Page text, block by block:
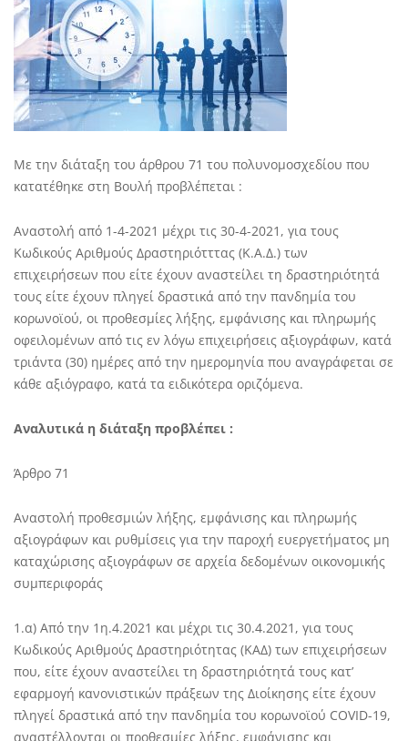
Με την διάταξη του άρθρου 71 του πολυνομοσχεδίου που
κατατέθηκε στη Βουλή προβλέπεται :
Αναστολή από 1-4-2021 μέχρι τις 30-4-2021, για τους
Κωδικούς Αριθμούς Δραστηριότττας (Κ.Α.Δ.) των
επιχειρήσεων που είτε έχουν αναστείλει τη δραστηριότητά
τους είτε έχουν πληγεί δραστικά από την πανδημία του
κορωνοϊού, οι προθεσμίες λήξης, εμφάνισης και πληρωμής
οφειλομένων από τις εν λόγω επιχειρήσεις αξιογράφων, κατά
τριάντα (30) ημέρες από την ημερομηνία που αναγράφεται σε
κάθε αξιόγραφο, κατά τα ειδικότερα οριζόμενα.
Αναλυτικά η διάταξη προβλέπει :
Άρθρο 71
Αναστολή προθεσμιών λήξης, εμφάνισης και πληρωμής
αξιογράφων και ρυθμίσεις για την παροχή ευεργετήματος μη
καταχώρισης αξιογράφων σε αρχεία δεδομένων οικονομικής
συμπεριφοράς
1.α) Από την 1η.4.2021 και μέχρι τις 30.4.2021, για τους
Κωδικούς Αριθμούς Δραστηριότητας (ΚΑΔ) των επιχειρήσεων
που, είτε έχουν αναστείλει τη δραστηριότητά τους κατ’
εφαρμογή κανονιστικών πράξεων της Διοίκησης είτε έχουν
πληγεί δραστικά από την πανδημία του κορωνοϊού COVID-19,
αναστέλλονται οι προθεσμίες λήξης, εμφάνισης και